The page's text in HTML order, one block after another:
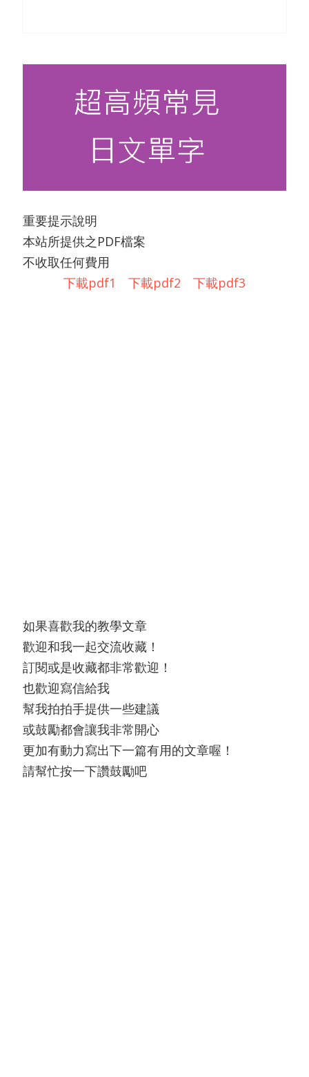
重要提示說明
本站所提供之PDF檔案
下載pdf1
歡迎和我一起交流收藏！
訂閱或是收藏都非常歡迎！
也歡迎寫信給我
幫我拍拍手提供一些建議
或鼓勵都會讓我非常開心
更加有動力寫出下一篇有用的文章喔！
請幫忙按一下讚鼓勵吧